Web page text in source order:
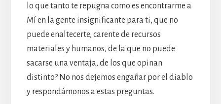
lo que tanto te repugna como es encontrarme a
Mí en la gente insignificante para ti, que no
puede enaltecerte, carente de recursos
materiales y humanos, de la que no puede
sacarse una ventaja, de los que opinan
distinto? No nos dejemos engañar por el diablo
y respondámonos a estas preguntas.